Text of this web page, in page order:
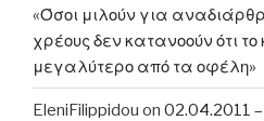
«Όσοι μιλούν για
χρέους δεν κατανοούν ότι
μεγαλύτερο από τα οφέλη»
EleniFilippidou on 02.04.2011